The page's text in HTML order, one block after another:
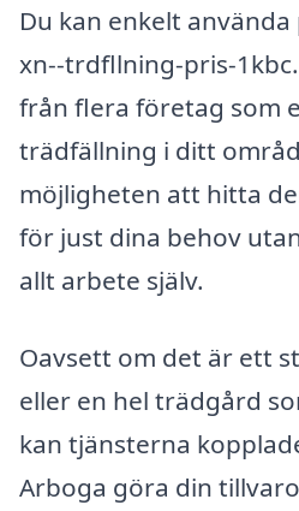
Du kan enkelt
xn--trdfllning-pris-
från flera företag som
trädfällning i ditt
möjligheten att hitta
för just dina behov
allt arbete själv.
Oavsett om det är ett
eller en hel trädgård
kan tjänsterna
Arboga göra din